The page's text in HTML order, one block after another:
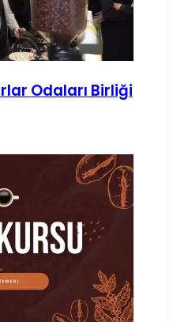
Odaları Birliği